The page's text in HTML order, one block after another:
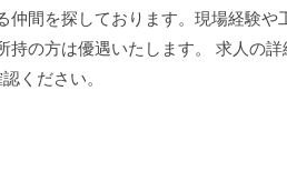
仲間を探しております。現場経験や
持の方は優遇いたします。 求人の詳
ください。